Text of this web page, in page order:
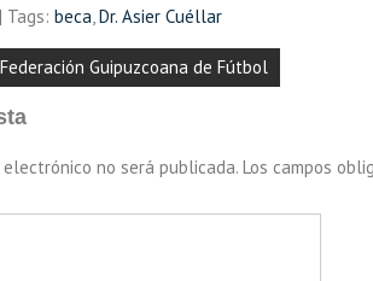
| Tags: beca,Dr. Asier Cuéllar
Guipuzcoana de Fútbol
no será publicada. Los campos